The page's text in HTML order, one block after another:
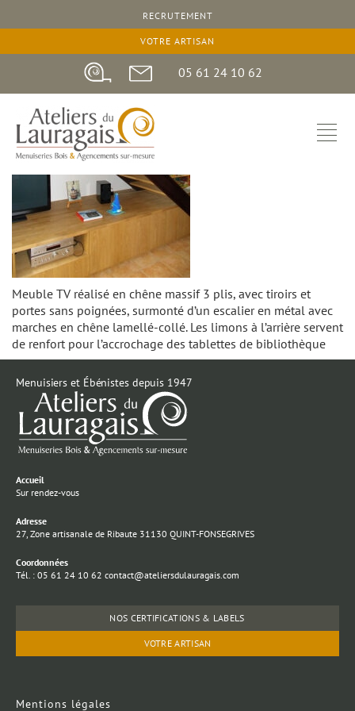
RECRUTEMENT
VOTRE ARTISAN
05 61 24 10 62
Meuble TV réalisé en chêne massif 3 plis, avec tiroirs et
portes sans poignées, surmonté d’un escalier en métal avec
marches en chêne lamellé-collé. Les limons à l’arrière servent
de renfort pour l’accrochage des tablettes de bibliothèque
Menuisiers et Ébénistes depuis 1947
Accueil
Sur rendez-vous
Adresse
27, Zone artisanale de Ribaute 31130 QUINT-FONSEGRIVES
Coordonnées
Tél. : 05 61 24 10 62 contact@ateliersdulauragais.com
NOS CERTIFICATIONS & LABELS
VOTRE ARTISAN
Mentions légales